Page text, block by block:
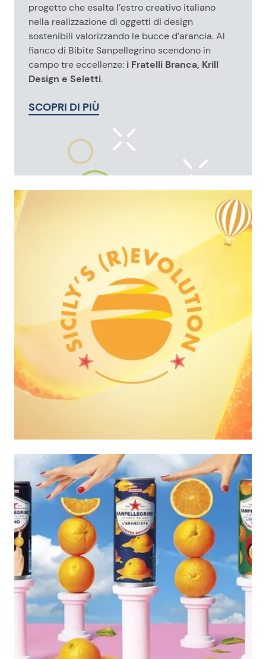
progetto che esalta l’estro creativo italiano
nella realizzazione di oggetti di design
sostenibili valorizzando le bucce d’arancia. Al
fianco di Bibite Sanpellegrino scendono in
campo tre eccellenze: i Fratelli Branca, Krill
Design e Seletti.
SCOPRI DI PIÙ